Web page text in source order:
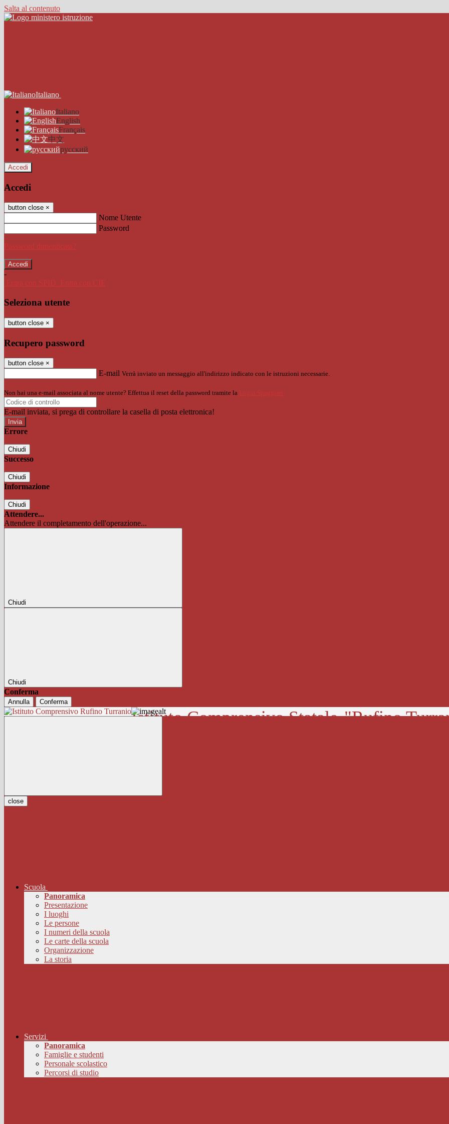
Salta al contenuto
Italiano
Italiano
English
Français
中文
русский
Accedi
Accedi
button close ×
Nome Utente
Password
Password dimenticata?
-
Entra con SPID
Entra con CIE
Seleziona utente
button close ×
Recupero password
button close ×
E-mail Verrà inviato un messaggio all'indirizzo indicato con le istruzioni necessarie.
Non hai una e-mail associata al nome utente? Effettua il reset della password tramite la Login Spaggiari
E-mail inviata, si prega di controllare la casella di posta elettronica!
Errore
Chiudi
Successo
Chiudi
Informazione
Chiudi
Attendere...
Attendere il completamento dell'operazione...
Chiudi
Chiudi
Conferma
Annulla Conferma
Istituto Comprensivo Statale"Rufino
close
Scuola
Panoramica
Presentazione
I luoghi
Le persone
I numeri della scuola
Le carte della scuola
Organizzazione
La storia
Servizi
Panoramica
Famiglie e studenti
Personale scolastico
Percorsi di studio